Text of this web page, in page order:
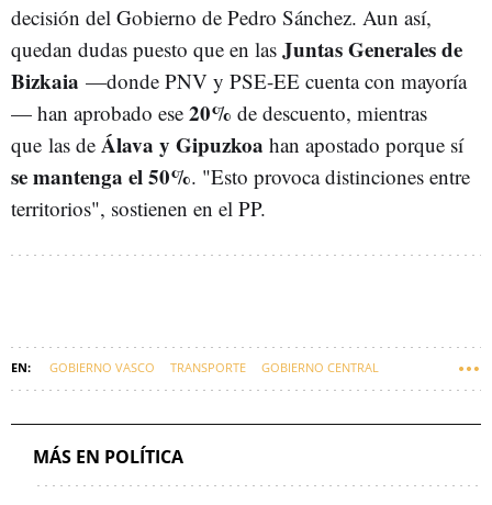
decisión del Gobierno de Pedro Sánchez. Aun así,
quedan dudas puesto que en las Juntas Generales de
Bizkaia —donde PNV y PSE-EE cuenta con mayoría
— han aprobado ese 20% de descuento, mientras
que las de Álava y Gipuzkoa han apostado porque sí
se mantenga el 50%. "Esto provoca distinciones entre
territorios", sostienen en el PP.
GOBIERNO VASCO TRANSPORTE GOBIERNO CENTRAL
MÁS EN POLÍTICA